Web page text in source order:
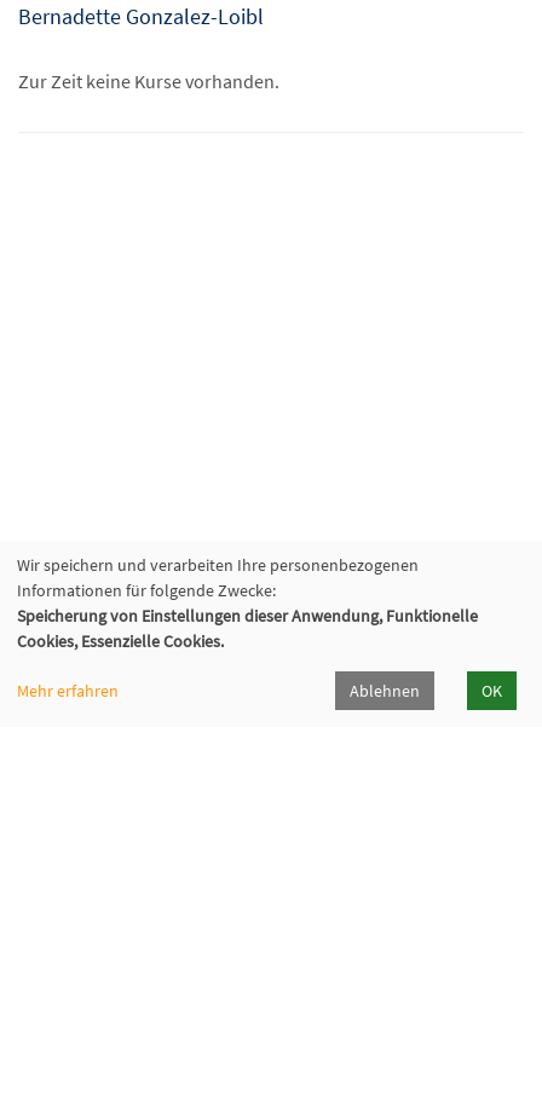
Bernadette Gonzalez-Loibl
Zur Zeit keine Kurse vorhanden.
Wir speichern und verarbeiten Ihre personenbezogenen
Informationen für folgende Zwecke:
Speicherung von Einstellungen dieser Anwendung, Funktionelle
Cookies, Essenzielle Cookies.
Mehr erfahren Ablehnen OK